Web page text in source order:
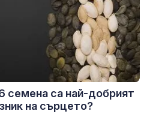
семена са най-добрият
на сърцето?